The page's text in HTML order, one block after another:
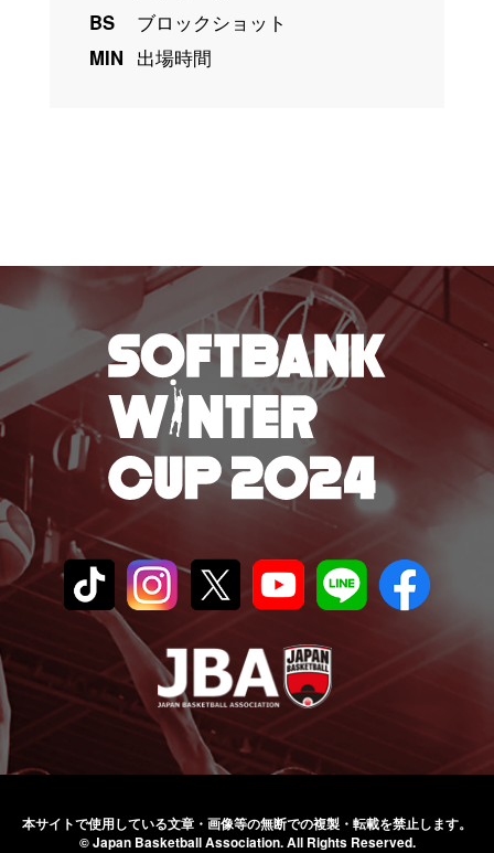
BS
ブロックショット
MIN 出場時間
本サイトで使用している文章・画像等の無断での複製・転載を禁止します。
© Japan Basketball Association.All Rights Reserved.